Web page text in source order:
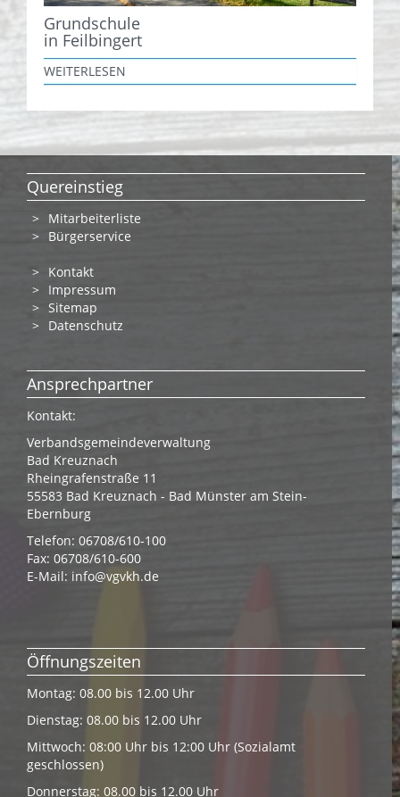
Grundschule
in Feilbingert
WEITERLESEN
Quereinstieg
Mitarbeiterliste
Bürgerservice
Kontakt
Impressum
Sitemap
Datenschutz
Ansprechpartner
Kontakt:
Verbandsgemeindeverwaltung
Bad Kreuznach
Rheingrafenstraße 11
55583 Bad Kreuznach - Bad Münster am Stein-
Ebernburg
Telefon: 06708/610-100
Fax: 06708/610-600
E-Mail: info@vgvkh.de
Öffnungszeiten
Montag: 08.00 bis 12.00 Uhr
Dienstag: 08.00 bis 12.00 Uhr
Mittwoch: 08:00 Uhr bis 12:00 Uhr (Sozialamt
geschlossen)
Donnerstag: 08.00 bis 12.00 Uhr